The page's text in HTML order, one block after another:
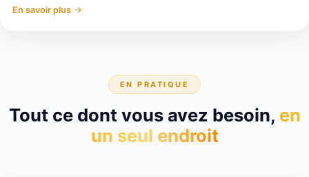
En savoir plus
EN PRATIQUE
Tout ce dont vous avez besoin, en
un seul endroit